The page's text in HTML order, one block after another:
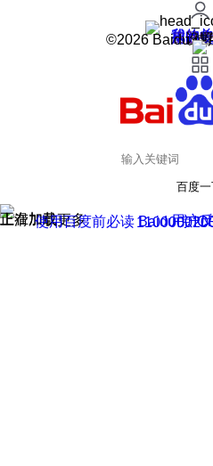
我的
我的
皮肤
用户设置
©2026 Baidu 使
百度
正在加载
上滑加载更多 用户
使用百度前必读 Baidu 京
京公网安备